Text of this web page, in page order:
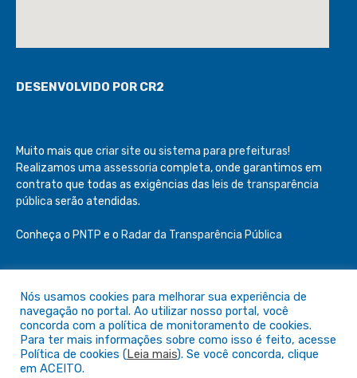
DESENVOLVIDO POR CR2
Muito mais que criar site ou sistema para prefeituras!
Realizamos uma assessoria completa, onde garantimos em
contrato que todas as exigências das leis de transparência
pública serão atendidas.
Conheça o PNTP e o Radar da Transparência Pública
Todos os direitos reservados a Câmara de São Félix do Araguaia
Mapa do Site
Acessar Área Administrativa
Nós usamos cookies para melhorar sua experiência de
navegação no portal. Ao utilizar nosso portal, você
concorda com a política de monitoramento de cookies.
Para ter mais informações sobre como isso é feito, acesse
Política de cookies (Leia mais). Se você concorda, clique
em ACEITO.